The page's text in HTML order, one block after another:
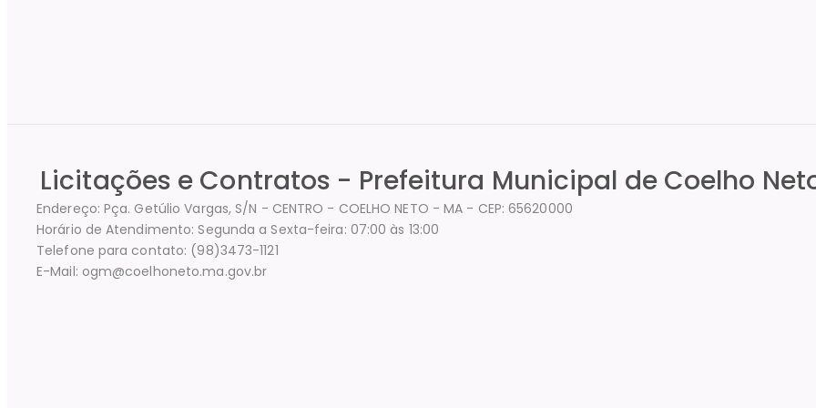
Licitações e Contratos - Prefeitura Municipal de Coelho
Endereço: Pça. Getúlio Vargas, S/N - CENTRO - COELHO NETO - MA - CEP: 65620000
Horário de Atendimento: Segunda a Sexta-feira: 07:00 às 13:00
Telefone para contato: (98)3473-1121
E-Mail: ogm@coelhoneto.ma.gov.br